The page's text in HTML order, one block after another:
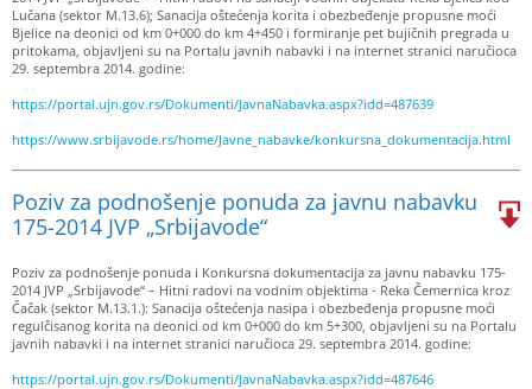
Lučana (sektor M.13.6); Sanacija oštećenja korita i obezbeđenje propusne moći
Bjelice na deonici od km 0+000 do km 4+450 i formiranje pet bujičnih pregrada u
pritokama, objavljeni su na Portalu javnih nabavki i na internet stranici naručioca
29. septembra 2014. godine:
https://portal.ujn.gov.rs/Dokumenti/JavnaNabavka.aspx?idd=487639
https://www.srbijavode.rs/home/Javne_nabavke/konkursna_dokumentacija.html
Poziv za podnošenje ponuda za javnu nabavku
175-2014 JVP „Srbijavode“
Poziv za podnošenje ponuda i Konkursna dokumentacija za javnu nabavku 175-
2014 JVP „Srbijavode“ – Hitni radovi na vodnim objektima - Reka Čemernica kroz
Čačak (sektor M.13.1.): Sanacija oštećenja nasipa i obezbeđenja propusne moći
regulčisanog korita na deonici od km 0+000 do km 5+300, objavljeni su na Portalu
javnih nabavki i na internet stranici naručioca 29. septembra 2014. godine:
https://portal.ujn.gov.rs/Dokumenti/JavnaNabavka.aspx?idd=487646